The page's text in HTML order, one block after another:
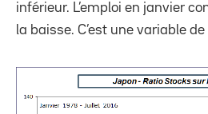
inférieur. L’emploi en janvier
la baisse. C’est une variable